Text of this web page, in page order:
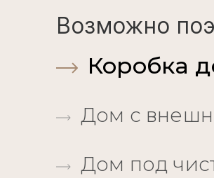
Возможно
Коробка
Дом с
Дом под